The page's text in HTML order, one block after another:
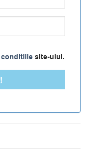
site-ului.